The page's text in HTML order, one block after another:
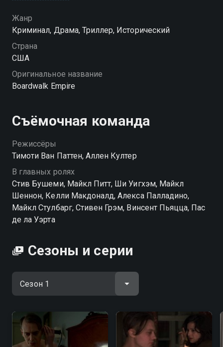
Жанр
Криминал, Драма, Триллер, Исторический
Страна
США
Оригинальное название
Boardwalk Empire
Съёмочная команда
Режиссёры
Тимоти Ван Паттен, Аллен Култер
В главных ролях
Стив Бушеми, Майкл Питт, Ши Уигхэм, Майкл
Шеннон, Келли Макдоналд, Алекса Палладино,
Майкл Стулбарг, Стивен Грэм, Винсент Пьяцца, Пас
де ла Уэрта
Сезоны и серии